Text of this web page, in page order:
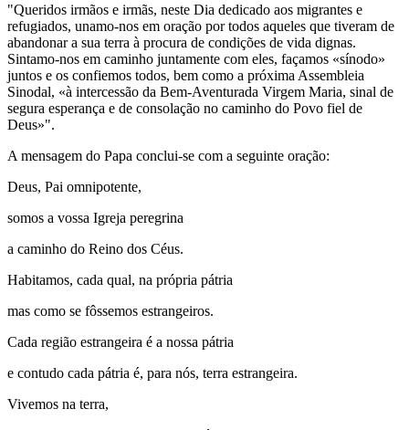
"Queridos irmãos e irmãs, neste Dia dedicado aos migrantes e
refugiados, unamo-nos em oração por todos aqueles que tiveram de
abandonar a sua terra à procura de condições de vida dignas.
Sintamo-nos em caminho juntamente com eles, façamos «sínodo»
juntos e os confiemos todos, bem como a próxima Assembleia
Sinodal, «à intercessão da Bem-Aventurada Virgem Maria, sinal de
segura esperança e de consolação no caminho do Povo fiel de
Deus»".
A mensagem do Papa conclui-se com a seguinte oração:
Deus, Pai omnipotente,
somos a vossa Igreja peregrina
a caminho do Reino dos Céus.
Habitamos, cada qual, na própria pátria
mas como se fôssemos estrangeiros.
Cada região estrangeira é a nossa pátria
e contudo cada pátria é, para nós, terra estrangeira.
Vivemos na terra,